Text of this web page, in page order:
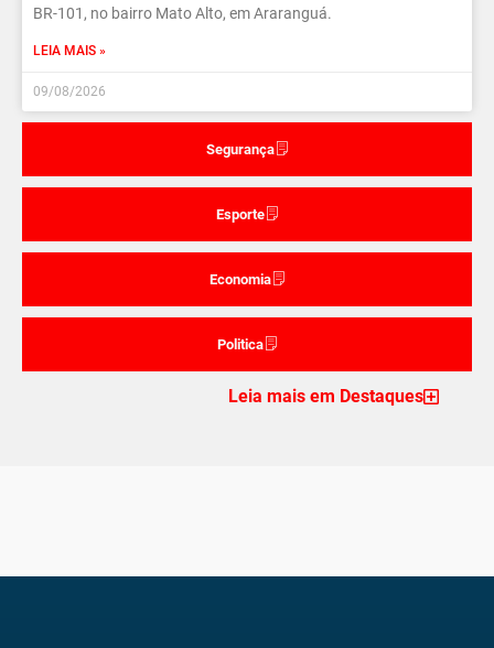
Segurança
Esporte
Economia
Politica
BR-101, no bairro Mato Alto, em Araranguá.
LEIA MAIS »
09/08/2026
Leia mais em Destaques